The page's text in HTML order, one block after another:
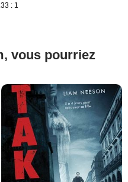
: 1
vous pourriez